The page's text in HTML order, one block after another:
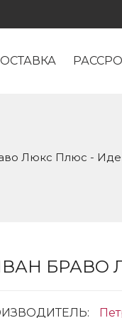
Люкс Плюс -
БРАВО